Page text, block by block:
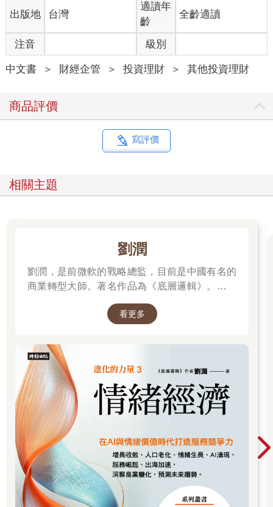
出版地 台灣
適讀年
齡
全齡適讀
注音 級別
中文書 ＞ 財經企管 ＞ 投資理財 ＞ 其他投資理財
商品評價
寫評價
相關主題
劉潤
劉潤，是前微軟的戰略總監，目前是中國有名的
商業轉型大師。著名作品為《底層邏輯》。唯有
的世界中，認清所有真相！
看更多